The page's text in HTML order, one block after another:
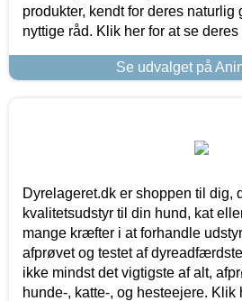
produkter, kendt for deres naturlig
nyttige råd. Klik her for at se deres
Se udvalget på
Dyrelageret.dk er shoppen til dig,
kvalitetsudstyr til din hund, kat
mange kræfter i at forhandle
afprøvet og testet af
ikke mindst det vigtigste af alt,
hunde-, katte-, og hesteejere. Klik